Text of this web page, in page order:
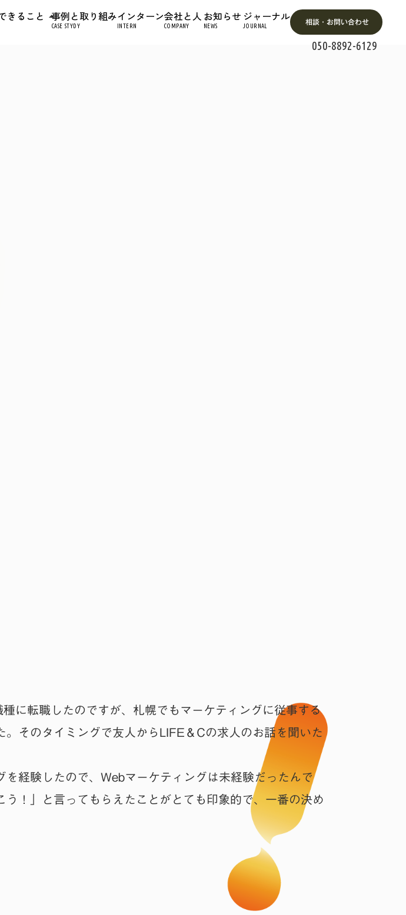
きること arrow_drop_up
事例と取り組み
CASE STYDY
インターン
INTERN
会社と人
COMPANY
お知らせ
NEWS
ジャーナル
JOURNAL 相談・お問い合わせ
050-8892-6129
に転職したのですが、札幌でもマーケティングに従事する
そのタイミングで友人からLIFE＆Cの求人のお話を聞いた
経験したので、Webマーケティングは未経験だったんで
！」と言ってもらえたことがとても印象的で、一番の決め